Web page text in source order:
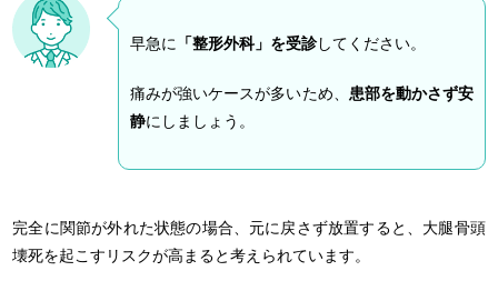
早急に 「整形外科」を受診してください。
痛みが強いケースが多いため、 患部を動かさず安
静にしましょう。
完全に関節が外れた状態の場合、元に戻さず放置すると、大腿骨頭
壊死を起こすリスクが高まると考えられています。